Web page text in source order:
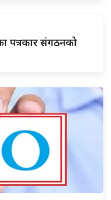
पत्रकार संगठनको